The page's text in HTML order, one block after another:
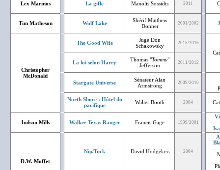
Lex Marinos La gifle Manolis Sossidis 2011
Tim Matheson Wolf Lake
Shérif Matthew
Donner
2001/2002
Christopher
McDonald
The Good Wife
Juge Don
Schakowsky
2015/2016
La loi selon Harry
Thomas "Tommy"
Jefferson
2011/2012
Stargate Universe
Sénateur Alan
Armstrong
2009/2010
North Shore : Hôtel du
pacifique
Walter Booth 2004
Judson Mills Walker Texas Ranger Francis Gage 1999/2001
D.W. Moffet
Nip/Tuck David Hodgekiss 2004